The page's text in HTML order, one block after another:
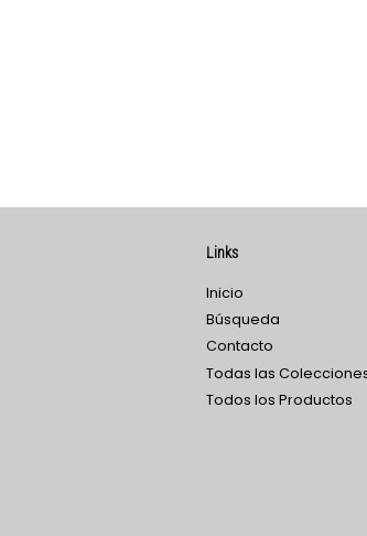
Links
Inicio
Búsqueda
Contacto
Todas las
Todos los Productos